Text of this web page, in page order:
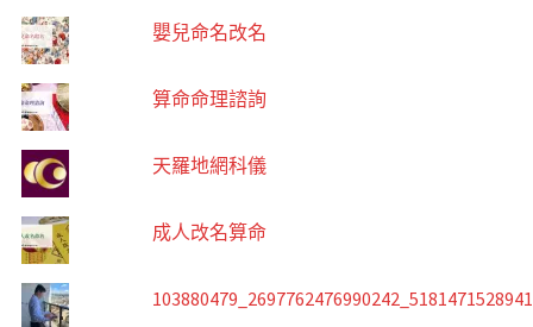
嬰兒命名改名
算命命理諮詢
天羅地網科儀
成人改名算命